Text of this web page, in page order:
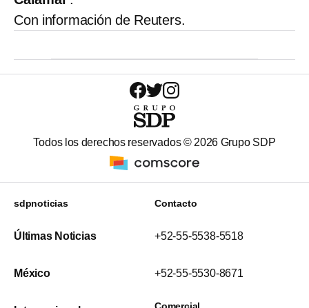
Con información de Reuters.
Todos los derechos reservados © 2026 Grupo SDP
sdpnoticias
Últimas Noticias
México
Contacto
+52-55-5538-5518
+52-55-5530-8671